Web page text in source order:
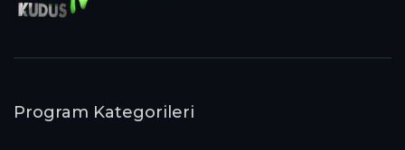
Program Kategorileri